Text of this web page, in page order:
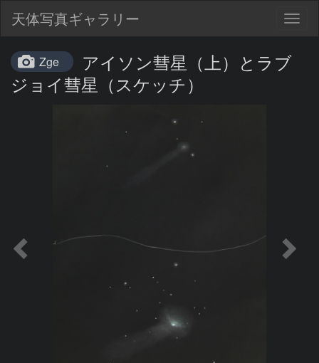
天体写真ギャラリー
Zge
アイソン彗星（上）とラブ
ジョイ彗星（スケッチ）